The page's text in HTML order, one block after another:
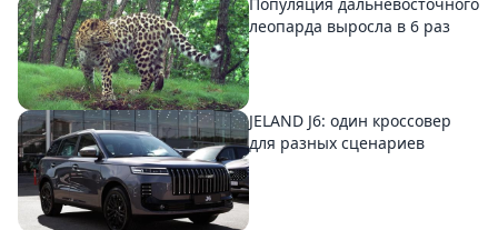
Популяция дальневосточного
леопарда выросла в 6 раз
JELAND J6: один кроссовер
для разных сценариев